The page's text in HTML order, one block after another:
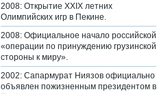
2008: Открытие XXIX летних
Олимпийских игр в Пекине.
2008: Официальное начало российской
«операции по принуждению грузинской
стороны к миру».
2002: Сапармурат Ниязов официально
объявлен пожизненным президентом в